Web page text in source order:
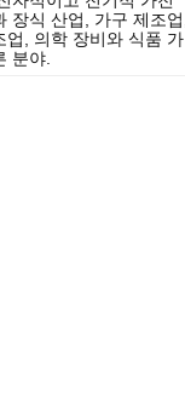
장식 산업, 가구 제조업,
업, 의학 장비와 식품 가
분야.